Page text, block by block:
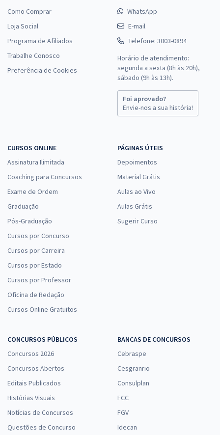
Como Comprar
Loja Social
Programa de Afiliados
Trabalhe Conosco
Preferência de Cookies
WhatsApp
E-mail
Telefone: 3003-0894
Horário de atendimento:
segunda a sexta (8h às 20h),
sábado (9h às 13h).
Foi aprovado?
Envie-nos a sua história!
CURSOS ONLINE
Assinatura Ilimitada
Coaching para Concursos
Exame de Ordem
Graduação
Pós-Graduação
Cursos por Concurso
Cursos por Carreira
Cursos por Estado
Cursos por Professor
Oficina de Redação
Cursos Online Gratuitos
PÁGINAS ÚTEIS
Depoimentos
Material Grátis
Aulas ao Vivo
Aulas Grátis
Sugerir Curso
CONCURSOS PÚBLICOS
Concursos 2026
Concursos Abertos
Editais Publicados
Histórias Visuais
Notícias de Concursos
Questões de Concurso
BANCAS DE CONCURSOS
Cebraspe
Cesgranrio
Consulplan
FCC
FGV
Idecan